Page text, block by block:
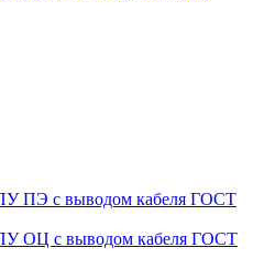
ПЭ с выводом кабеля ГОСТ
ОЦ с выводом кабеля ГОСТ